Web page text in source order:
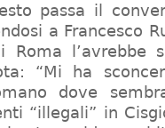
passa il
a Francesco
Roma l’avrebbe
“Mi ha
dove
“illegali” in